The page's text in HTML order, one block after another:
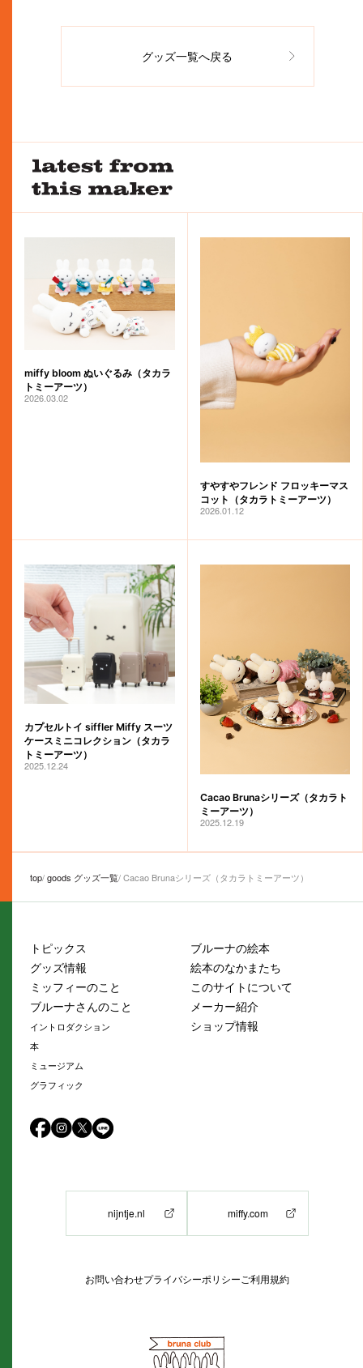
グッズ一覧へ戻る
miffy bloom ぬいぐるみ（タカラ
トミーアーツ）
2026.03.02
すやすやフレンド フロッキーマス
コット（タカラトミーアーツ）
2026.01.12
カプセルトイ siffler Miffy スーツ
ケースミニコレクション（タカラ
トミーアーツ）
2025.12.24
Cacao Brunaシリーズ（タカラト
ミーアーツ）
2025.12.19
top goods グッズ一覧 Cacao Brunaシリーズ（タカラトミーアーツ）
トピックス
グッズ情報
ミッフィーのこと
ブルーナさんのこと
イントロダクション
本
ミュージアム
グラフィック
ブルーナの絵本
絵本のなかまたち
このサイトについて
メーカー紹介
ショップ情報
nijntje.nl miffy.com
お問い合わせプライバシーポリシー ご利用規約